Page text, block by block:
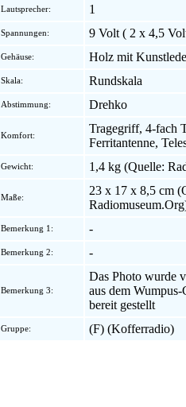
Lautsprecher: 1
Spannungen: 9 Volt ( 2 x 4,5
Gehäuse: Holz mit
Skala: Rundskala
Abstimmung: Drehko
Komfort:
Tragegriff, 4-fach
Ferritantenne,
Gewicht: 1,4 kg (Quelle:
Maße:
23 x 17 x 8,5 cm
Bemerkung 1: -
Bemerkung 2: -
Bemerkung 3:
Das Photo wurde
aus dem
bereit gestellt
Gruppe: (F) (Kofferradio)